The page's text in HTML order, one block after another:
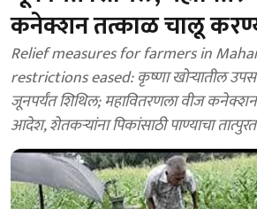
कनेक्शन तत्काळ चालू
Relief measures for farmers in
restrictions eased: कृष्णा खोऱ्यातील
जूनपर्यंत शिथिल; महावितरणला वीज
आदेश, शेतकऱ्यांना पिकांसाठी पाण्याचा